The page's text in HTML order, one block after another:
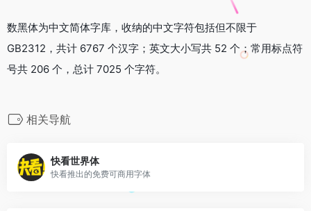
数黑体为中文简体字库，收纳的中文字符包括但不限于
GB2312，共计 6767 个汉字；英文大小写共 52 个；常用标点符
号共 206 个，总计 7025 个字符。
相关导航
快看世界体
快看推出的免费可商用字体